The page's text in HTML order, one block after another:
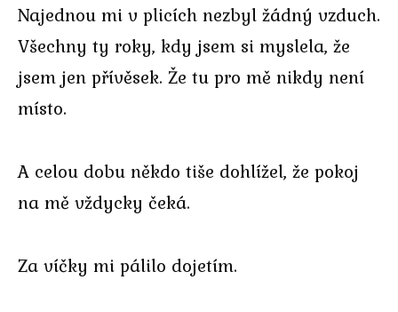
Najednou mi v plicích nezbyl žádný vzduch.
Všechny ty roky, kdy jsem si myslela, že
jsem jen přívěsek. Že tu pro mě nikdy není
místo.
A celou dobu někdo tiše dohlížel, že pokoj
na mě vždycky čeká.
Za víčky mi pálilo dojetím.